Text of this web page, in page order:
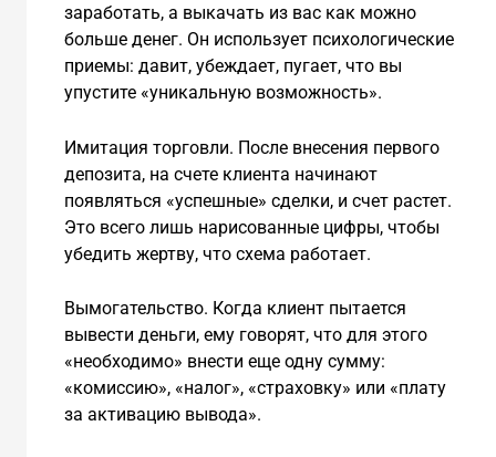
заработать, а выкачать из вас как можно
больше денег. Он использует психологические
приемы: давит, убеждает, пугает, что вы
упустите «уникальную возможность».
Имитация торговли. После внесения первого
депозита, на счете клиента начинают
появляться «успешные» сделки, и счет растет.
Это всего лишь нарисованные цифры, чтобы
убедить жертву, что схема работает.
Вымогательство. Когда клиент пытается
вывести деньги, ему говорят, что для этого
«необходимо» внести еще одну сумму:
«комиссию», «налог», «страховку» или «плату
за активацию вывода».